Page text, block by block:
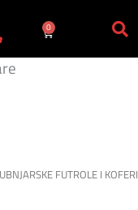
0
Cart
FUTROLE I KOFERI